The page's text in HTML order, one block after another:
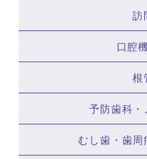
訪
口腔
根
予防歯科・
むし歯・歯